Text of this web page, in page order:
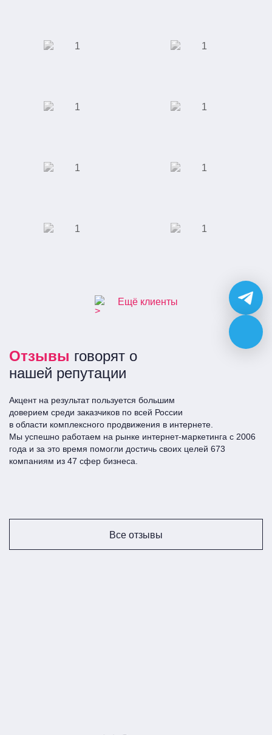
Ещё клиенты
Отзывы говорят о
нашей репутации
Акцент на результат пользуется большим
доверием среди заказчиков по всей Росcии
в области комплексного продвижения в интернете.
Мы успешно работаем на рынке интернет-маркетинга с 2006
года и за это время помогли достичь своих целей 673
компаниям из 47 сфер бизнеса.
Все отзывы